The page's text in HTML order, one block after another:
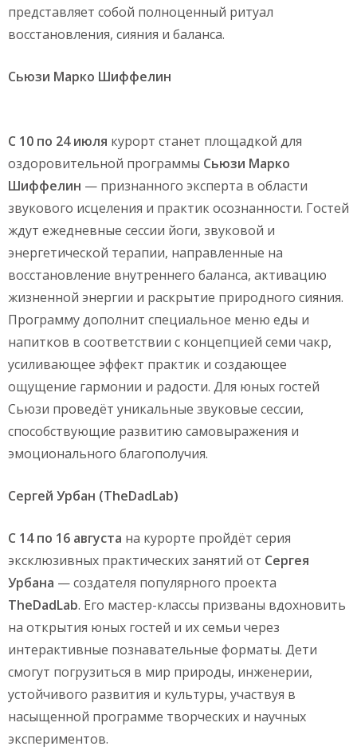
представляет собой полноценный ритуал
восстановления, сияния и баланса.
Сьюзи Марко Шиффелин
С 10 по 24 июля курорт станет площадкой для
оздоровительной программы Сьюзи Марко
Шиффелин — признанного эксперта в области
звукового исцеления и практик осознанности. Гостей
ждут ежедневные сессии йоги, звуковой и
энергетической терапии, направленные на
восстановление внутреннего баланса, активацию
жизненной энергии и раскрытие природного сияния.
Программу дополнит специальное меню еды и
напитков в соответствии с концепцией семи чакр,
усиливающее эффект практик и создающее
ощущение гармонии и радости. Для юных гостей
Сьюзи проведёт уникальные звуковые сессии,
способствующие развитию самовыражения и
эмоционального благополучия.
Сергей Урбан (TheDadLab)
С 14 по 16 августа на курорте пройдёт серия
эксклюзивных практических занятий от Сергея
Урбана — создателя популярного проекта
TheDadLab. Его мастер-классы призваны вдохновить
на открытия юных гостей и их семьи через
интерактивные познавательные форматы. Дети
смогут погрузиться в мир природы, инженерии,
устойчивого развития и культуры, участвуя в
насыщенной программе творческих и научных
экспериментов.